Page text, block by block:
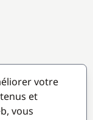
votre
et
vous